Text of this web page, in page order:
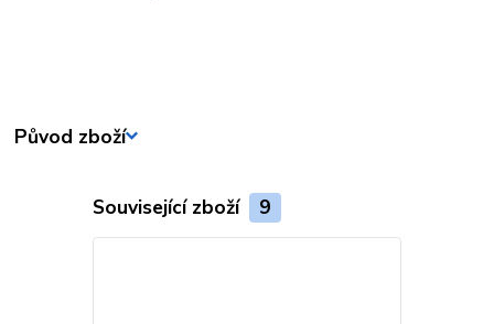
Původ zboží
Související zboží 9